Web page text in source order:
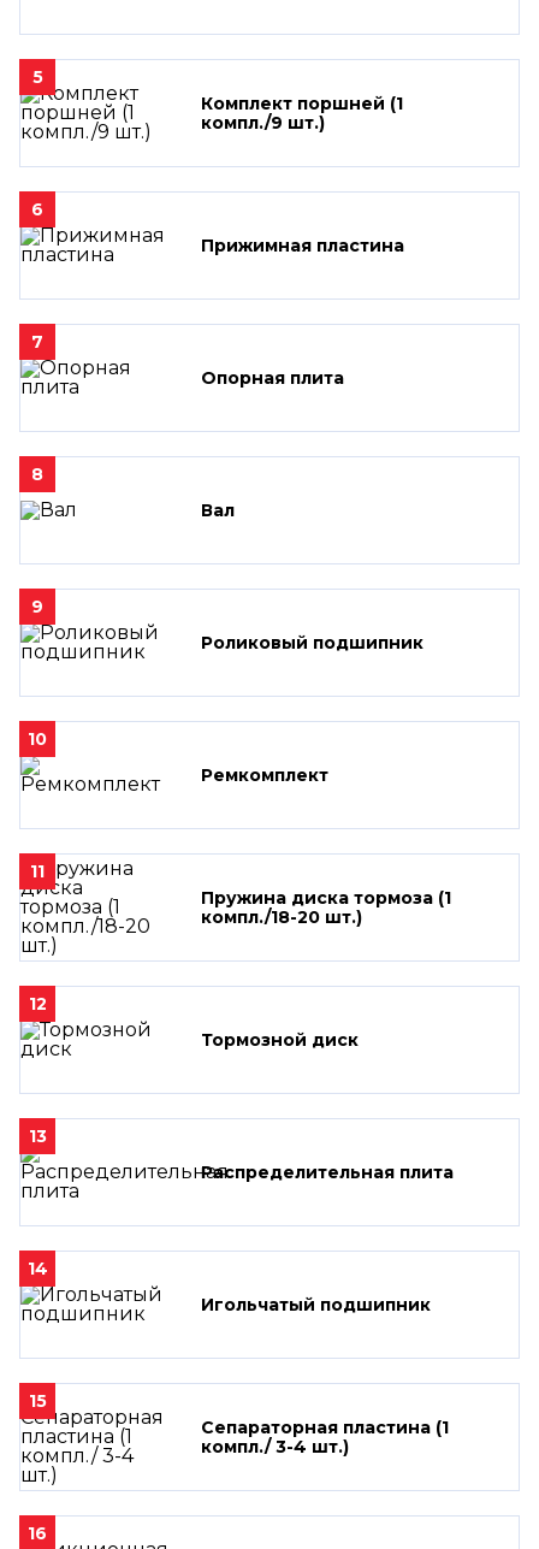
5
Комплект поршней (1
компл./9 шт.)
6
Прижимная пластина
7
Опорная плита
8
Вал
9
Роликовый подшипник
10
Ремкомплект
11
Пружина диска тормоза (1
компл./18-20 шт.)
12
Тормозной диск
13
Распределительная плита
14
Игольчатый подшипник
15
Сепараторная пластина (1
компл./ 3-4 шт.)
16